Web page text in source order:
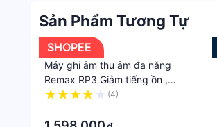
Sản Phẩm Tương Tự
SHOPEE
Máy ghi âm thu âm đa năng
Remax RP3 Giảm tiếng ồn ,
Chuyên dụng mini siêu nhỏ gọn
(4)